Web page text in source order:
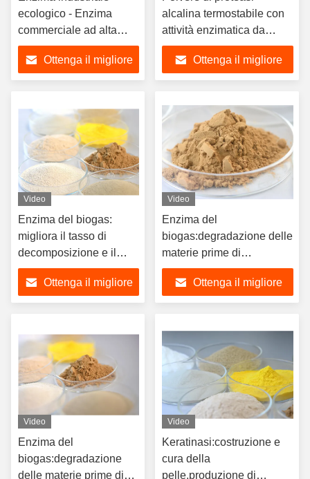
ecologico - Enzima
commerciale ad alta
attività stabile in diverse
condizioni
Ottenga il migliore
alcalina termostabile con
attività enzimatica da
200.000 a 300.000 U/g per
pH 7,5-11,5 e 30°C-65°C
Applicazioni
Ottenga il migliore
Video
Enzima del biogas:
migliora il tasso di
decomposizione e il
tasso di degradazione
della biomassa,
Ottenga il migliore
Video
Enzima del
biogas:degradazione delle
materie prime di
biomassa, processo di
fermentazione del
biogas,aumento della
Ottenga il migliore
Video
Enzima del
biogas:degradazione
delle materie prime di
Video
Keratinasi:costruzione e
cura della
pelle,produzione di